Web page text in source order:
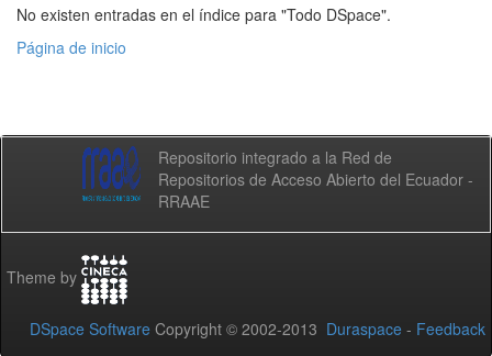
No existen entradas en el índice para "Todo DSpace".
Página de inicio
Repositorio integrado a la Red de
Repositorios de Acceso Abierto del Ecuador -
RRAAE
Theme by
DSpace Software Copyright © 2002-2013 Duraspace - Feedback